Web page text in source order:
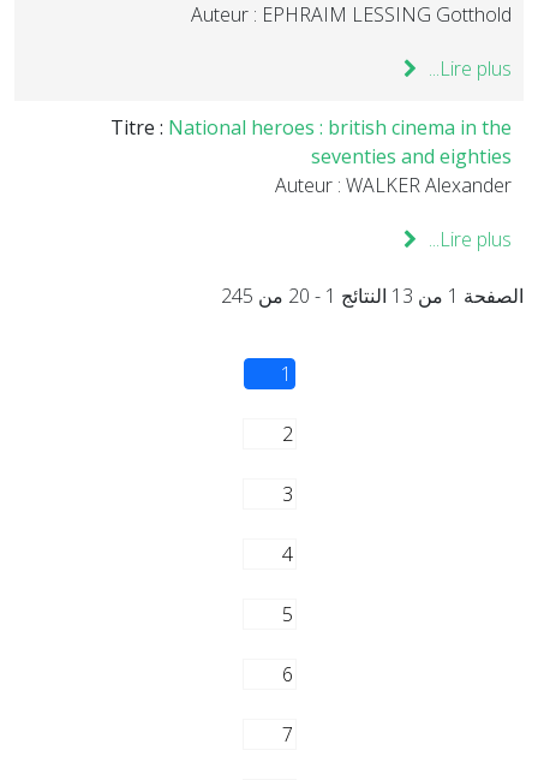
Auteur : EPHRAIM LESSING Gotthold
Lire plus...
Titre : National heroes : british cinema in the
seventies and eighties
Auteur : WALKER Alexander
Lire plus...
الصفحة 1 من 13 النتائج 1 - 20 من 245
1
2
3
4
5
6
7